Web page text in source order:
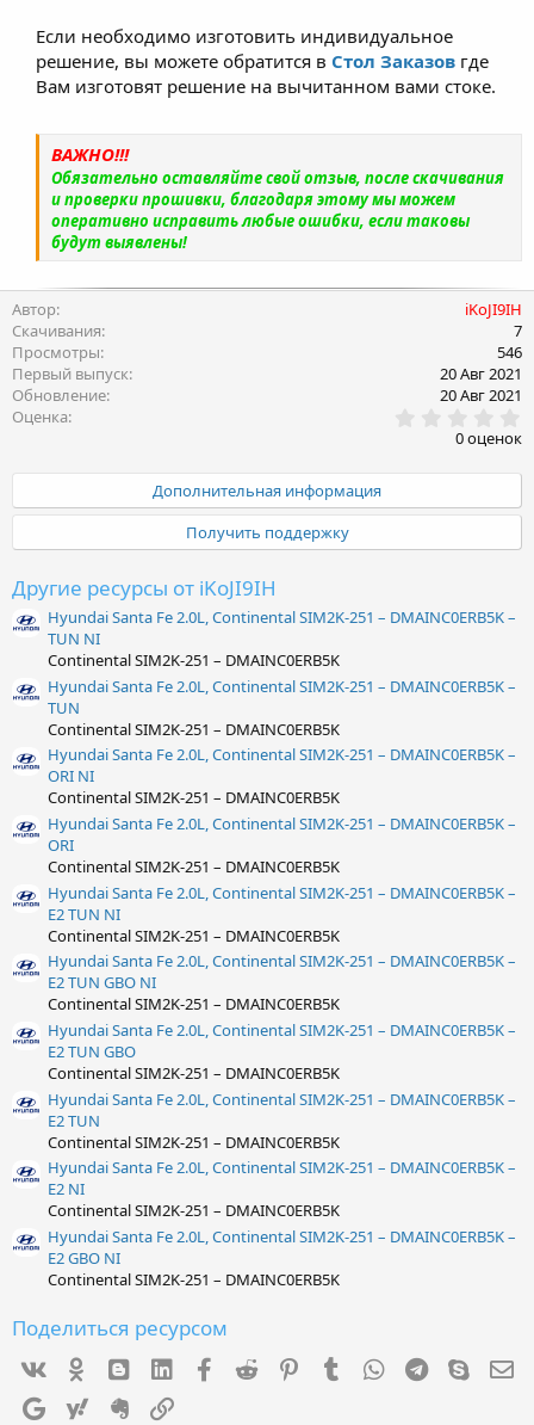
Если необходимо изготовить индивидуальное
решение, вы можете обратится в Стол Заказов где
Вам изготовят решение на вычитанном вами стоке.
ВАЖНО!!!
Обязательно оставляйте свой отзыв, после скачивания
и проверки прошивки, благодаря этому мы можем
оперативно исправить любые ошибки, если таковы
будут выявлены!
Автор
iKoJI9IH
Скачивания
7
Просмотры
546
Первый выпуск
20 Авг 2021
Обновление
20 Авг 2021
Оценка
.
0
0
в
ё
з
0 оценок
Дополнительная информация
Получить поддержку
Другие ресурсы от iKoJI9IH
Hyundai Santa Fe 2.0L, Continental SIM2K-251 – DMAINC0ERB5K –
TUN NI
Continental SIM2K-251 – DMAINC0ERB5K
Hyundai Santa Fe 2.0L, Continental SIM2K-251 – DMAINC0ERB5K –
TUN
Continental SIM2K-251 – DMAINC0ERB5K
Hyundai Santa Fe 2.0L, Continental SIM2K-251 – DMAINC0ERB5K –
ORI NI
Continental SIM2K-251 – DMAINC0ERB5K
Hyundai Santa Fe 2.0L, Continental SIM2K-251 – DMAINC0ERB5K –
ORI
Continental SIM2K-251 – DMAINC0ERB5K
Hyundai Santa Fe 2.0L, Continental SIM2K-251 – DMAINC0ERB5K –
E2 TUN NI
Continental SIM2K-251 – DMAINC0ERB5K
Hyundai Santa Fe 2.0L, Continental SIM2K-251 – DMAINC0ERB5K –
E2 TUN GBO NI
Continental SIM2K-251 – DMAINC0ERB5K
Hyundai Santa Fe 2.0L, Continental SIM2K-251 – DMAINC0ERB5K –
E2 TUN GBO
Continental SIM2K-251 – DMAINC0ERB5K
Hyundai Santa Fe 2.0L, Continental SIM2K-251 – DMAINC0ERB5K –
E2 TUN
Continental SIM2K-251 – DMAINC0ERB5K
Hyundai Santa Fe 2.0L, Continental SIM2K-251 – DMAINC0ERB5K –
E2 NI
Continental SIM2K-251 – DMAINC0ERB5K
Hyundai Santa Fe 2.0L, Continental SIM2K-251 – DMAINC0ERB5K –
E2 GBO NI
Continental SIM2K-251 – DMAINC0ERB5K
Поделиться ресурсом
Ok mes_blogger
Linked InFacebook
Reddit PinterestTumblr WhatsAppTelegram
Skype
Google Yahoo Evernote